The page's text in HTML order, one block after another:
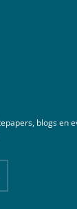
blogs en